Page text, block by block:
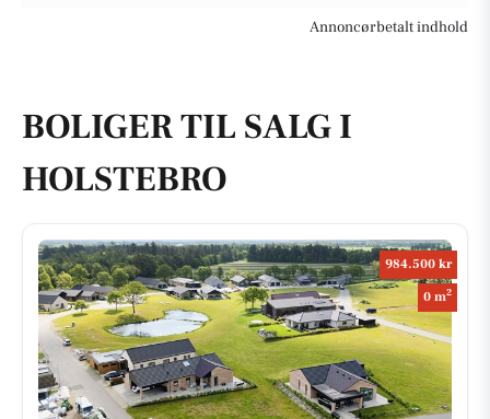
Annoncørbetalt indhold
BOLIGER TIL SALG I
HOLSTEBRO
984.500 kr
0 m2